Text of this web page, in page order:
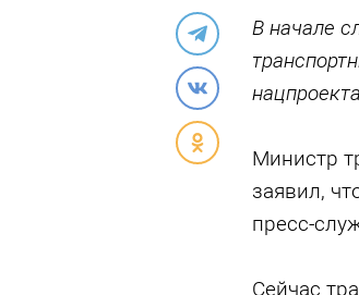
В начале
Министр
заявил,
пресс-
Сейчас